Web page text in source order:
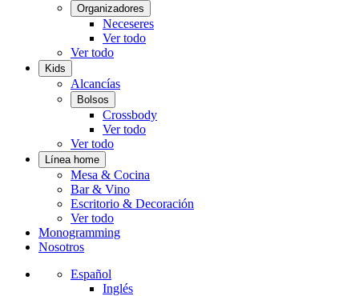
Organizadores
Neceseres
Ver todo
Ver todo
Kids
Alcancías
Bolsos
Crossbody
Ver todo
Ver todo
Línea home
Mesa & Cocina
Bar & Vino
Escritorio & Decoración
Ver todo
Monogramming
Nosotros
Español
Inglés